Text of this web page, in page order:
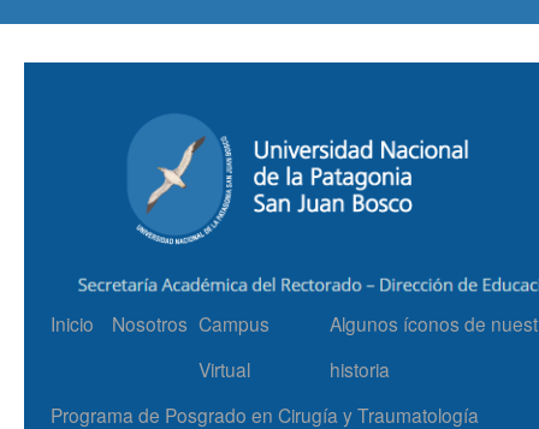
Inicio Nosotros Campus
Virtual
Algunos íconos de
historia
Programa de Posgrado en Cirugía y Traumatología